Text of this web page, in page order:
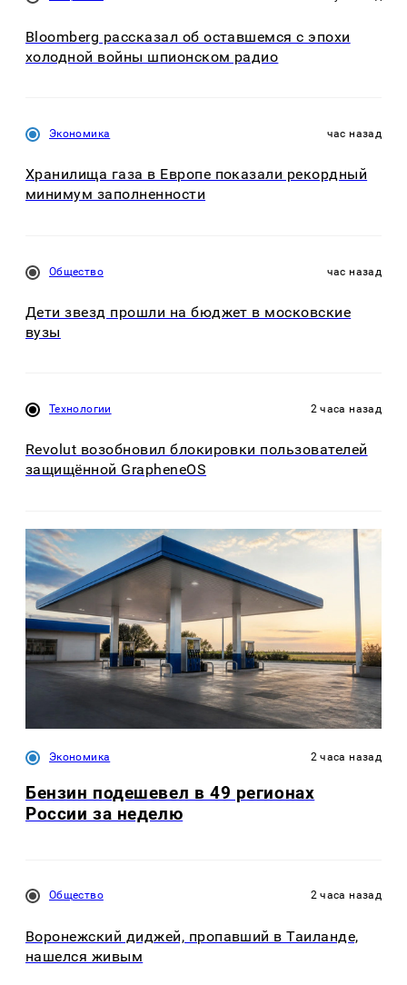
Bloomberg рассказал об оставшемся с эпохи
холодной войны шпионском радио
Экономика час назад
Хранилища газа в Европе показали рекордный
минимум заполненности
Общество час назад
Дети звезд прошли на бюджет в московские
вузы
Технологии 2 часа назад
Revolut возобновил блокировки пользователей
защищённой GrapheneOS
Экономика 2 часа назад
Бензин подешевел в 49 регионах
России за неделю
Общество 2 часа назад
Воронежский диджей, пропавший в Таиланде,
нашелся живым